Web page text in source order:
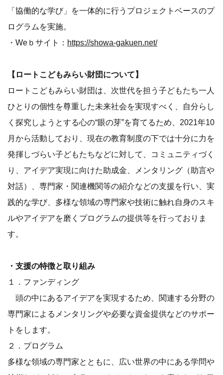
「協働的な学び」を一体的に行うプロジェクトベースのプ
ログラムを実施。
・Weｂサイト： https://showa-gakuen.net/
【ロートこどもみらい財団について】
ロートこどもみらい財団は、次世代を担う子どもたち一人
ひとりの個性を尊重した未来社会を実現すべく、自分らし
く探究しようとする心の“眼の芽”を育てるため、2021年10
月から活動しており、現在の教育制度の下では十分に力を
発揮しづらい子どもたちなどに対して、コミュニティづく
り、アイデア実現に向けた助成金、メンタリング（助言や
対話）、専門家・関連機関等の紹介などの支援を行い、実
践的な学び、多様な領域の専門家や技術に触れ自身のスキ
ルやアイデアを磨くプログラムの提供等を行っておりま
す。
・支援の特徴と取り組み
１．ファンディング
頭の中にあるアイデアを実現するため、関連する分野の
専門家によるメンタリングや必要な資金提供などのサポー
トをします。
２．プログラム
多様な領域の専門家とともに、広い世界の中にある学問や